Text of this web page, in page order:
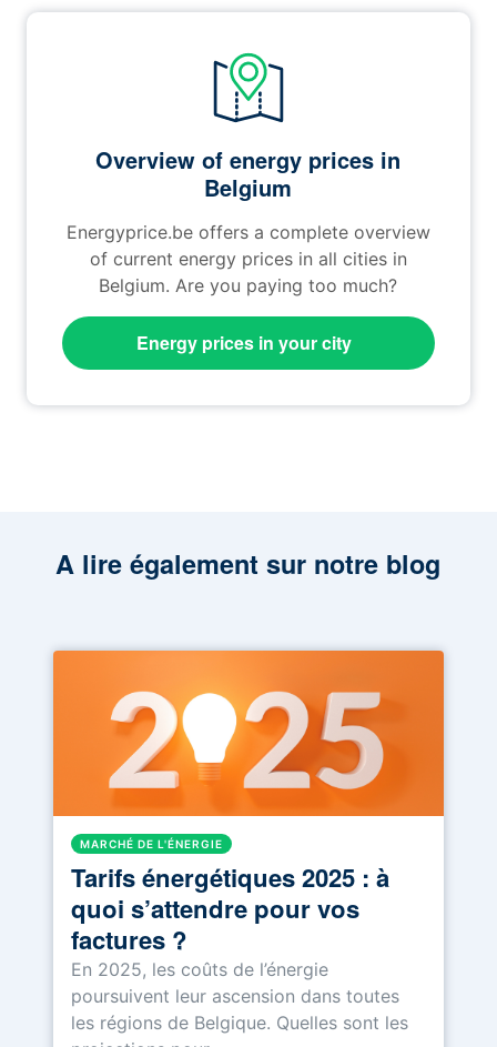
Overview of energy prices in
Belgium
Energyprice.be offers a complete overview
of current energy prices in all cities in
Belgium. Are you paying too much?
Energy prices in your city
A lire également sur notre blog
MARCHÉ DE L'ÉNERGIE
Tarifs énergétiques 2025 : à
quoi s’attendre pour vos
factures ?
En 2025, les coûts de l’énergie
poursuivent leur ascension dans toutes
les régions de Belgique. Quelles sont les